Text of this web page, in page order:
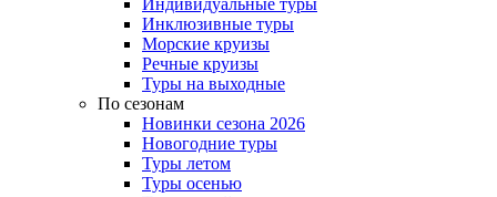
Индивидуальные туры
Инклюзивные туры
Морские круизы
Речные круизы
Туры на выходные
По сезонам
Новинки сезона 2026
Новогодние туры
Туры летом
Туры осенью